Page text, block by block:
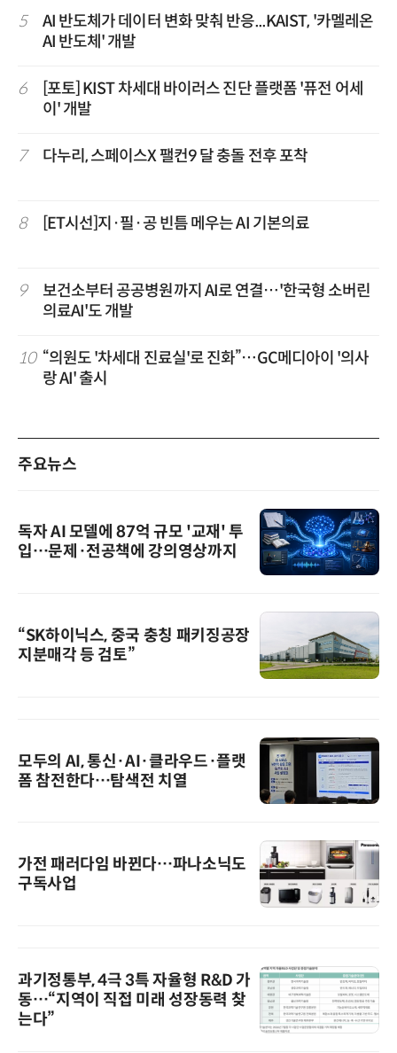
5
AI 반도체가 데이터 변화 맞춰 반응...KAIST, '카멜레온
AI 반도체' 개발
6
[포토] KIST 차세대 바이러스 진단 플랫폼 '퓨전 어세
이' 개발
7 다누리, 스페이스X 팰컨9 달 충돌 전후 포착
8 [ET시선]지·필·공 빈틈 메우는 AI 기본의료
9
보건소부터 공공병원까지 AI로 연결…'한국형 소버린
의료AI'도 개발
10 “의원도 '차세대 진료실'로 진화”…GC메디아이 '의사
랑 AI' 출시
주요뉴스
독자 AI 모델에 87억 규모 '교재' 투
입…문제·전공책에 강의영상까지
“SK하이닉스, 중국 충칭 패키징공장
지분매각 등 검토”
모두의 AI, 통신·AI·클라우드·플랫
폼 참전한다…탐색전 치열
가전 패러다임 바뀐다…파나소닉도
구독사업
과기정통부, 4극 3특 자율형 R&D 가
동…“지역이 직접 미래 성장동력 찾
는다”